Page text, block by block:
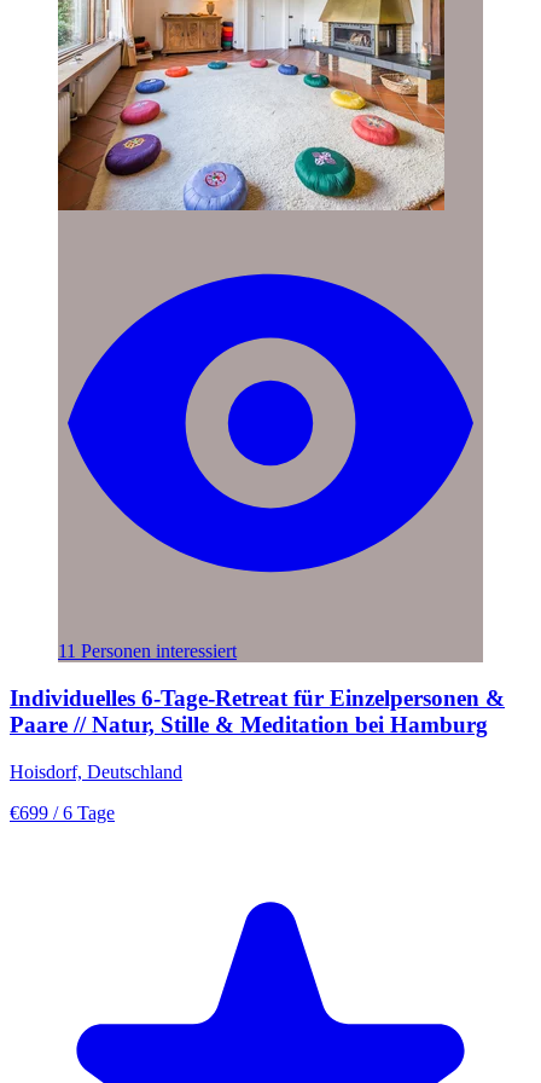
11 Personen interessiert
Individuelles 6-Tage-Retreat für Einzelpersonen &
Paare // Natur, Stille & Meditation bei Hamburg
Hoisdorf, Deutschland
€699 / 6 Tage